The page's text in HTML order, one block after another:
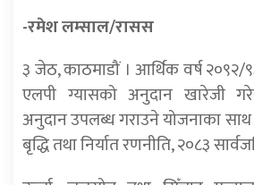
-रमेश लम्साल/रासस
३ जेठ, काठमाडौं । आर्थिक वर्ष
एलपी ग्यासको अनुदान खारेजी
अनुदान उपलब्ध गराउने योजनाका
बृद्धि तथा निर्यात रणनीति, २०८३